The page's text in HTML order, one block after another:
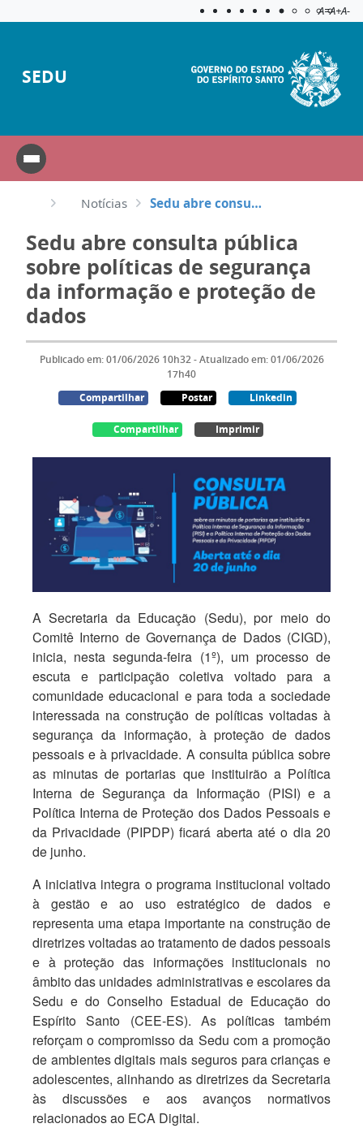
Aplicar
A=A+A-
SEDU
Notícias Sedu abre consulta pública sobre políticas de segurança da informação e proteção de dados
Sedu abre consulta pública
sobre políticas de segurança
da informação e proteção de
dados
Publicado em: 01/06/2026 10h32 - Atualizado em: 01/06/2026
17h40
Compartilhar
Postar Linkedin
Compartilhar Imprimir
A Secretaria da Educação (Sedu), por meio do
Comitê Interno de Governança de Dados (CIGD),
inicia, nesta segunda-feira (1º), um processo de
escuta e participação coletiva voltado para a
comunidade educacional e para toda a sociedade
interessada na construção de políticas voltadas à
segurança da informação, à proteção de dados
pessoais e à privacidade. A consulta pública sobre
as minutas de portarias que instituirão a Política
Interna de Segurança da Informação (PISI) e a
Política Interna de Proteção dos Dados Pessoais e
da Privacidade (PIPDP) ficará aberta até o dia 20
de junho.
A iniciativa integra o programa institucional voltado
à gestão e ao uso estratégico de dados e
representa uma etapa importante na construção de
diretrizes voltadas ao tratamento de dados pessoais
e à proteção das informações institucionais no
âmbito das unidades administrativas e escolares da
Sedu e do Conselho Estadual de Educação do
Espírito Santo (CEE-ES). As políticas também
reforçam o compromisso da Sedu com a promoção
de ambientes digitais mais seguros para crianças e
adolescentes, alinhando as diretrizes da Secretaria
às discussões e aos avanços normativos
relacionados ao ECA Digital.